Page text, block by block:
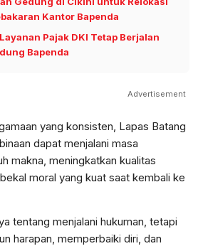
Kantor Bapenda
Pajak DKI Tetap Berjalan
Bapenda
Advertisement
yang konsisten, Lapas Batang
dapat menjalani masa
makna, meningkatkan kualitas
moral yang kuat saat kembali ke
tentang menjalani hukuman, tetapi
harapan, memperbaiki diri, dan